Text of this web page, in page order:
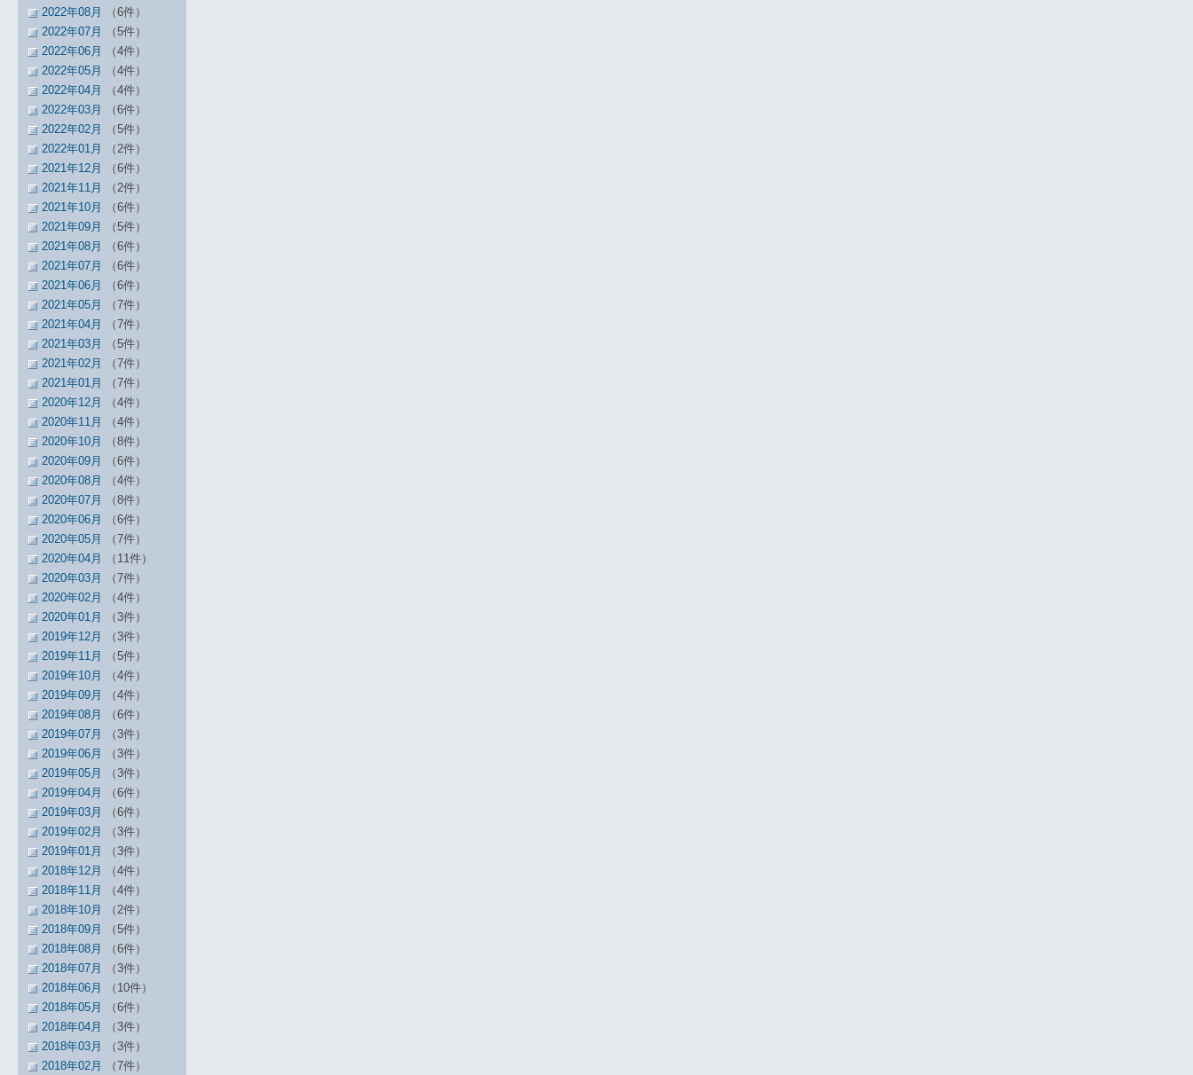
2022年08月
（6件）
2022年07月
（5件）
2022年06月
（4件）
2022年05月
（4件）
2022年04月
（4件）
2022年03月
（6件）
2022年02月
（5件）
2022年01月
（2件）
2021年12月
（6件）
2021年11月
（2件）
2021年10月
（6件）
2021年09月
（5件）
2021年08月
（6件）
2021年07月
（6件）
2021年06月
（6件）
2021年05月
（7件）
2021年04月
（7件）
2021年03月
（5件）
2021年02月
（7件）
2021年01月
（7件）
2020年12月
（4件）
2020年11月
（4件）
2020年10月
（8件）
2020年09月
（6件）
2020年08月
（4件）
2020年07月
（8件）
2020年06月
（6件）
2020年05月
（7件）
2020年04月
（11件）
2020年03月
（7件）
2020年02月
（4件）
2020年01月
（3件）
2019年12月
（3件）
2019年11月
（5件）
2019年10月
（4件）
2019年09月
（4件）
2019年08月
（6件）
2019年07月
（3件）
2019年06月
（3件）
2019年05月
（3件）
2019年04月
（6件）
2019年03月
（6件）
2019年02月
（3件）
2019年01月
（3件）
2018年12月
（4件）
2018年11月
（4件）
2018年10月
（2件）
2018年09月
（5件）
2018年08月
（6件）
2018年07月
（3件）
2018年06月
（10件）
2018年05月
（6件）
2018年04月
（3件）
2018年03月
（3件）
2018年02月
（7件）